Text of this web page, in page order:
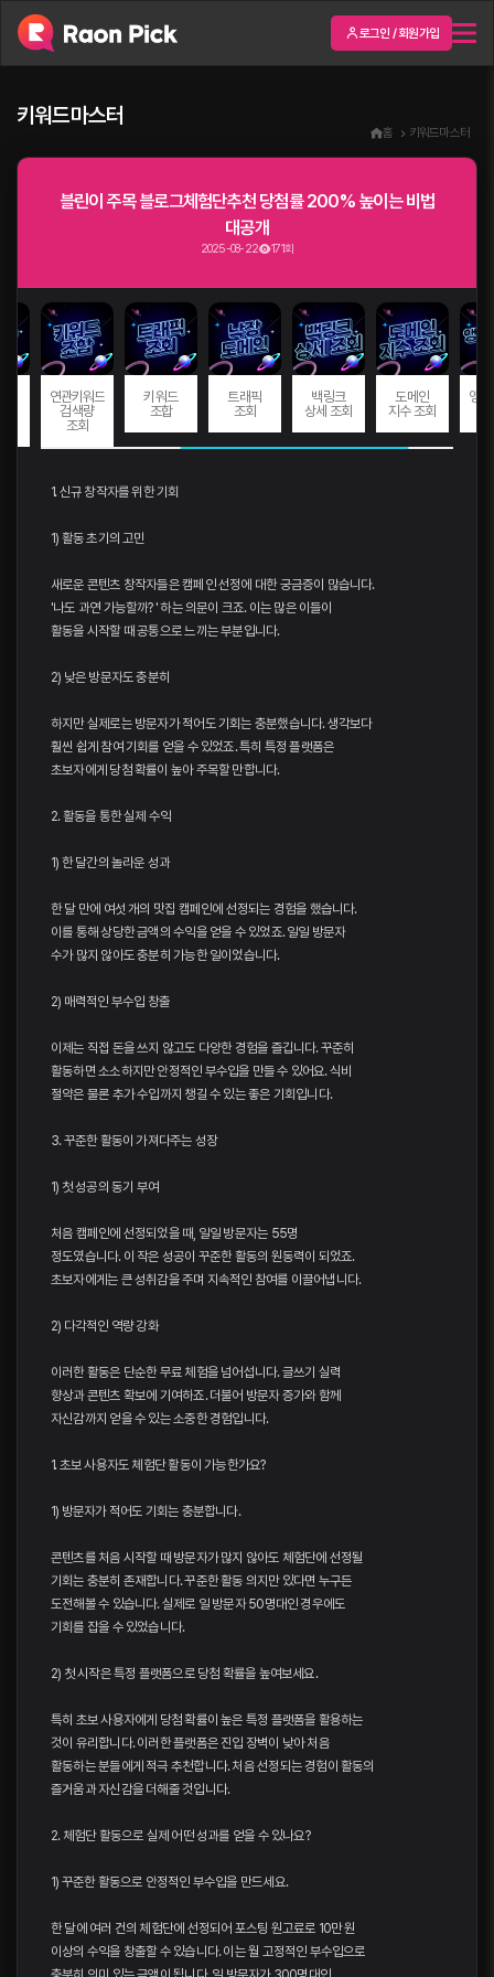
로그인 / 회원가입
키워드마스터
홈 키워드마스터
블린이 주목 블로그체험단추천 당첨률 200% 높이는 비법
대공개
2025-08-22 171회
연관키워드
검색량
조회
키워드
조합
트래픽
조회
백링크
상세 조회
도메인
지수 조회
앵
1. 신규 창작자를 위한 기회
1) 활동 초기의 고민
새로운 콘텐츠 창작자들은 캠페인 선정에 대한 궁금증이 많습니다.
'나도 과연 가능할까? ' 하는 의문이 크죠. 이는 많은 이들이
활동을 시작할 때 공통으로 느끼는 부분입니다.
2) 낮은 방문자도 충분히
하지만 실제로는 방문자가 적어도 기회는 충분했습니다. 생각보다
훨씬 쉽게 참여 기회를 얻을 수 있었죠. 특히 특정 플랫폼은
초보자에게 당첨 확률이 높아 주목할 만합니다.
2. 활동을 통한 실제 수익
1) 한 달간의 놀라운 성과
한 달 만에 여섯 개의 맛집 캠페인에 선정되는 경험을 했습니다.
이를 통해 상당한 금액의 수익을 얻을 수 있었죠. 일일 방문자
수가 많지 않아도 충분히 가능한 일이었습니다.
2) 매력적인 부수입 창출
이제는 직접 돈을 쓰지 않고도 다양한 경험을 즐깁니다. 꾸준히
활동하면 소소하지만 안정적인 부수입을 만들 수 있어요. 식비
절약은 물론 추가 수입까지 챙길 수 있는 좋은 기회입니다.
3. 꾸준한 활동이 가져다주는 성장
1) 첫 성공의 동기 부여
처음 캠페인에 선정되었을 때, 일일 방문자는 55명
정도였습니다. 이 작은 성공이 꾸준한 활동의 원동력이 되었죠.
초보자에게는 큰 성취감을 주며 지속적인 참여를 이끌어냅니다.
2) 다각적인 역량 강화
이러한 활동은 단순한 무료 체험을 넘어섭니다. 글쓰기 실력
향상과 콘텐츠 확보에 기여하죠. 더불어 방문자 증가와 함께
자신감까지 얻을 수 있는 소중한 경험입니다.
1. 초보 사용자도 체험단 활동이 가능한가요?
1) 방문자가 적어도 기회는 충분합니다.
콘텐츠를 처음 시작할 때 방문자가 많지 않아도 체험단에 선정될
기회는 충분히 존재합니다. 꾸준한 활동 의지만 있다면 누구든
도전해볼 수 있습니다. 실제로 일 방문자 50명대인 경우에도
기회를 잡을 수 있었습니다.
2) 첫 시작은 특정 플랫폼으로 당첨 확률을 높여보세요.
특히 초보 사용자에게 당첨 확률이 높은 특정 플랫폼을 활용하는
것이 유리합니다. 이러한 플랫폼은 진입 장벽이 낮아 처음
활동하는 분들에게 적극 추천합니다. 처음 선정되는 경험이 활동의
즐거움과 자신감을 더해줄 것입니다.
2. 체험단 활동으로 실제 어떤 성과를 얻을 수 있나요?
1) 꾸준한 활동으로 안정적인 부수입을 만드세요.
한 달에 여러 건의 체험단에 선정되어 포스팅 원고료로 10만 원
이상의 수익을 창출할 수 있습니다. 이는 월 고정적인 부수입으로
충분히 의미 있는 금액이 됩니다. 일 방문자가 300명대인